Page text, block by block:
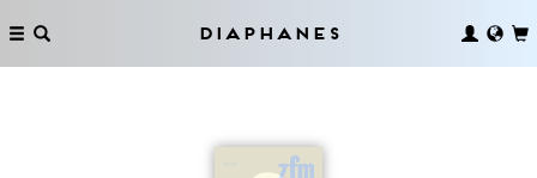
Diaphanes